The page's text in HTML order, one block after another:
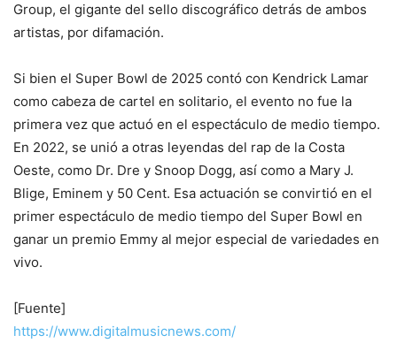
Group, el gigante del sello discográfico detrás de ambos
artistas, por difamación.
Si bien el Super Bowl de 2025 contó con Kendrick Lamar
como cabeza de cartel en solitario, el evento no fue la
primera vez que actuó en el espectáculo de medio tiempo.
En 2022, se unió a otras leyendas del rap de la Costa
Oeste, como Dr. Dre y Snoop Dogg, así como a Mary J.
Blige, Eminem y 50 Cent. Esa actuación se convirtió en el
primer espectáculo de medio tiempo del Super Bowl en
ganar un premio Emmy al mejor especial de variedades en
vivo.
[Fuente]
https://www.digitalmusicnews.com/